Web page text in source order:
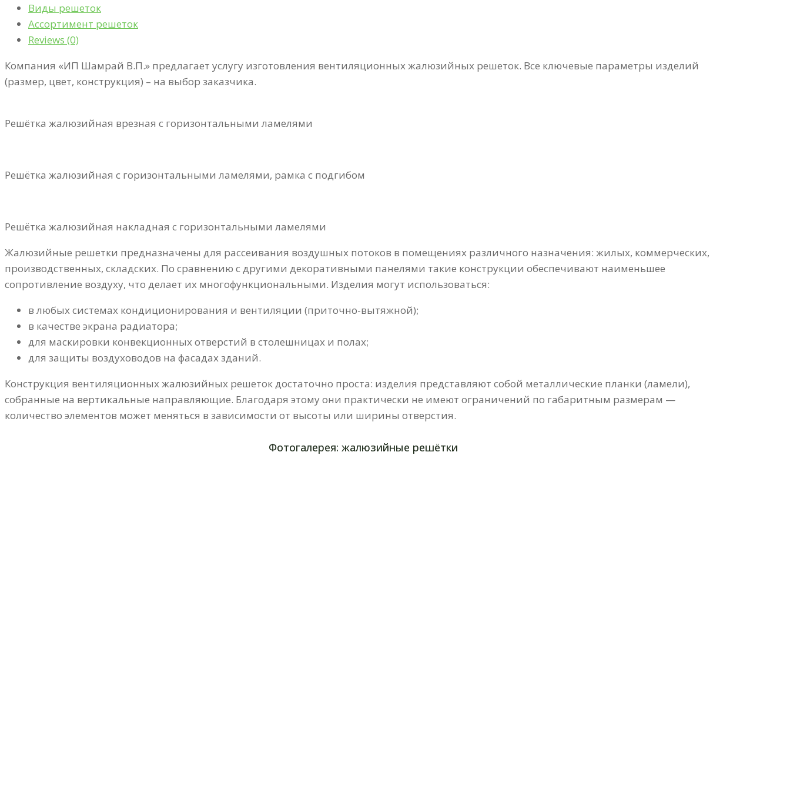
Виды решеток
Ассортимент решеток
Reviews (0)
Компания «ИП Шамрай В.П.» предлагает услугу изготовления вентиляционных жалюзийных решеток. Все ключевые параметры изделий
(размер, цвет, конструкция) – на выбор заказчика.
Решётка жалюзийная врезная с горизонтальными ламелями
Решётка жалюзийная с горизонтальными ламелями, рамка с подгибом
Решётка жалюзийная накладная с горизонтальными ламелями
Жалюзийные решетки предназначены для рассеивания воздушных потоков в помещениях различного назначения: жилых, коммерческих,
производственных, складских. По сравнению с другими декоративными панелями такие конструкции обеспечивают наименьшее
сопротивление воздуху, что делает их многофункциональными. Изделия могут использоваться:
в любых системах кондиционирования и вентиляции (приточно-вытяжной);
в качестве экрана радиатора;
для маскировки конвекционных отверстий в столешницах и полах;
для защиты воздуховодов на фасадах зданий.
Конструкция вентиляционных жалюзийных решеток достаточно проста: изделия представляют собой металлические планки (ламели),
собранные на вертикальные направляющие. Благодаря этому они практически не имеют ограничений по габаритным размерам —
количество элементов может меняться в зависимости от высоты или ширины отверстия.
Фотогалерея: жалюзийные решётки